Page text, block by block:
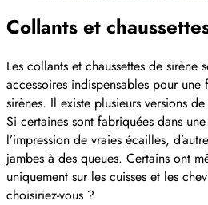
Collants et
Les collants et chaussettes de sirène
accessoires indispensables pour
sirènes. Il existe plusieurs versions
Si certaines sont fabriquées dans
l’impression de vraies écailles,
jambes à des queues. Certains ont
uniquement sur les cuisses et les
choisiriez-vous ?